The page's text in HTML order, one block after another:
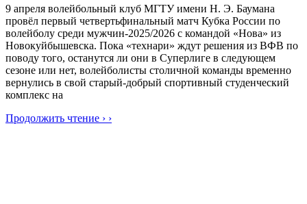
9 апреля волейбольный клуб МГТУ имени Н. Э. Баумана
провёл первый четвертьфинальный матч Кубка России по
волейболу среди мужчин-2025/2026 с командой «Нова» из
Новокуйбышевска. Пока «технари» ждут решения из ВФВ по
поводу того, останутся ли они в Суперлиге в следующем
сезоне или нет, волейболисты столичной команды временно
вернулись в свой старый-добрый спортивный студенческий
комплекс на
Продолжить чтение › ›